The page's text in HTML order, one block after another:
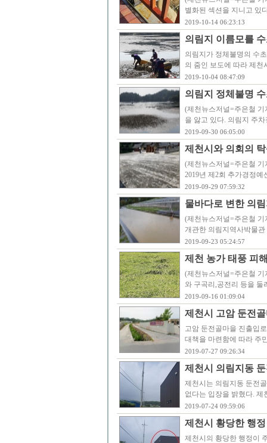
별화된 섹션을 지니고 있
2019-10-14 06:23:13
의림지 이름모를
의림지가 정체불명의 수
의 줌인 보도에 따라 제
2019-10-04 08:47:09
의림지 정체불명
(제천뉴스저널=주은철
을 앓고 있다. 의림지 주
2019-09-30 06:05:00
제천시와 의회의
(제천뉴스저널=주은철 기
2019년 제2회 추가경정
2019-09-29 07:59:32
물바다로 변한 의
(제천뉴스저널=주은철 기
개관한 의림지역사박물
2019-09-23 05:24:57
제천 농가 태풍 피
(제천뉴스저널=주은철
와 구곡리,공전리 등을
2019-09-16 01:09:04
제천시 고암 둔전
고암 둔전골마을 진출입
대책을 마련함에 따라 주
2019-07-27 09:26:34
제천시 의림지동
제천시는 의림지동 둔전
없다는 입장을 밝혔다.
2019-07-24 09:59:06
제천시 황당한 행
제천시의 황당한 행정이